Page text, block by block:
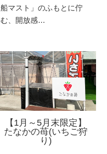
船マスト」のふもとに佇
む、開放感…
【1月～5月末限定】
たなかの苺(いちご狩
り)